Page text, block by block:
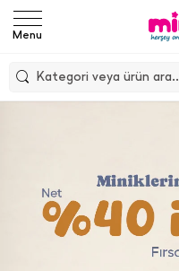
Menu
Kategori veya ürün ara..